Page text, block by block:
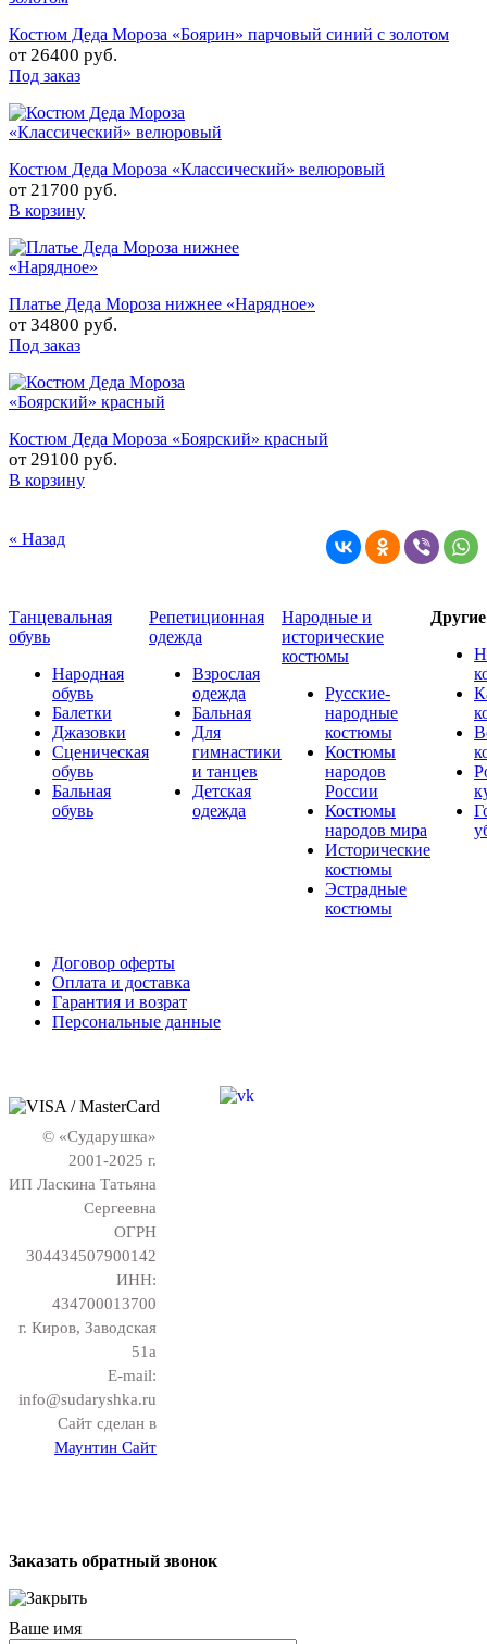
Костюм Деда Мороза «Боярин» парчовый синий с золотом
от26400 руб.
Под заказ
Костюм Деда Мороза «Классический» велюровый
от21700 руб.
В корзину
Платье Деда Мороза нижнее «Нарядное»
от34800 руб.
Под заказ
Костюм Деда Мороза «Боярский» красный
от29100 руб.
В корзину
« Назад
Танцевальная
обувь
Народная
обувь
Балетки
Джазовки
Сценическая
обувь
Бальная
обувь
Репетиционная
одежда
Взрослая
одежда
Бальная
Для
гимнастики
и танцев
Детская
одежда
Народные и
исторические
костюмы
Русские-
народные
костюмы
Костюмы
народов
России
Костюмы
народов мира
Исторические
костюмы
Эстрадные
костюмы
Договор оферты
Оплата и доставка
Гарантия и возрат
Персональные данные
© «Сударушка»
2001-2025 г.
ИП Ласкина Татьяна
Сергеевна
ОГРН
304434507900142
ИНН:
434700013700
г. Киров, Заводская
51а
E-mail:
info@sudaryshka.ru
Сайт сделан в
Маунтин Сайт
Заказать обратный звонок
Ваше имя